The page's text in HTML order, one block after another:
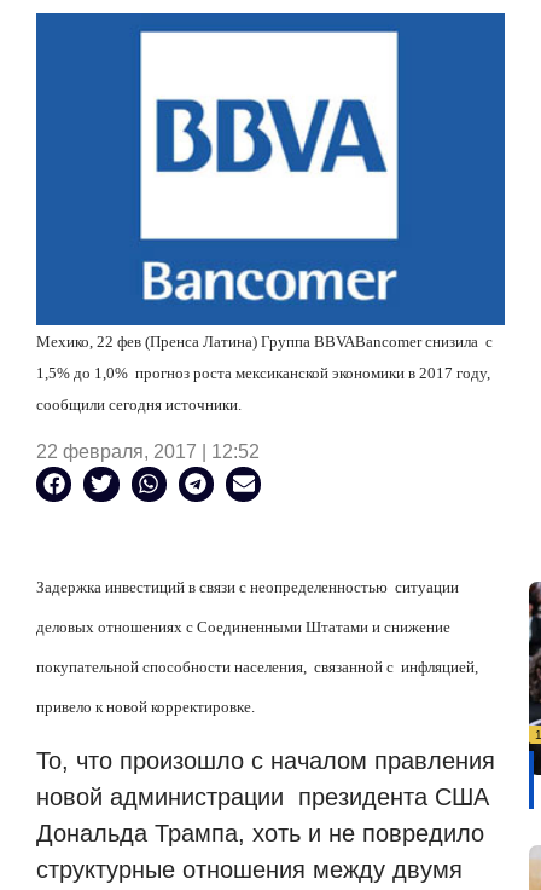
Мехико, 22 фев (Пренса Латина) Группа BBVABancomerснизила с
1,5% до 1,0% прогноз роста мексиканской экономики в 2017 году,
сообщили сегодня источники.
22 февраля, 2017 | 12:52
Задержка инвестиций в связи с неопределенностью ситуации
деловых отношениях с Соединенными Штатами и снижение
покупательной способности населения, связанной с инфляцией,
привело к новой корректировке.
То, что произошло с началом правления
новой администрации президента США
Дональда Трампа, хоть и не повредило
структурные отношения между двумя